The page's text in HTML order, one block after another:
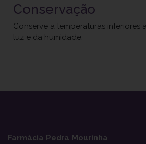
Conservação
Conserve a temperaturas inferiores
luz e da humidade.
Farmácia Pedra Mourinha